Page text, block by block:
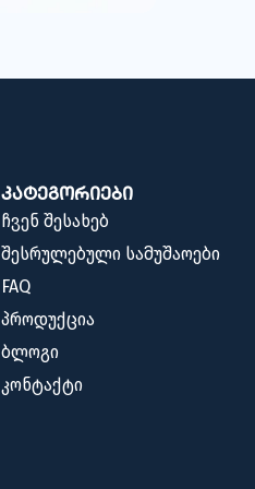
კატეგორიები
ჩვენ შესახებ
შესრულებული სამუშაოები
FAQ
პროდუქცია
ბლოგი
კონტაქტი